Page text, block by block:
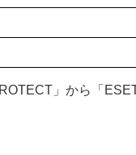
」から「